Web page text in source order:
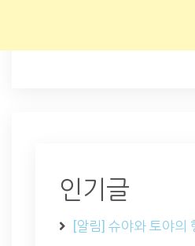
인기글
[알림] 슈야와 토야의